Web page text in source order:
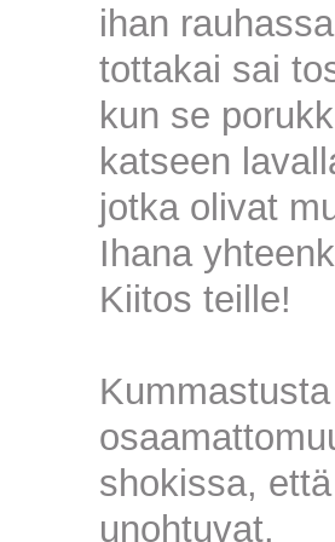
ihan
tottakai sai
kun se
katseen
jotka olivat
Ihana
Kiitos teille!
shokissa,
unohtuvat.